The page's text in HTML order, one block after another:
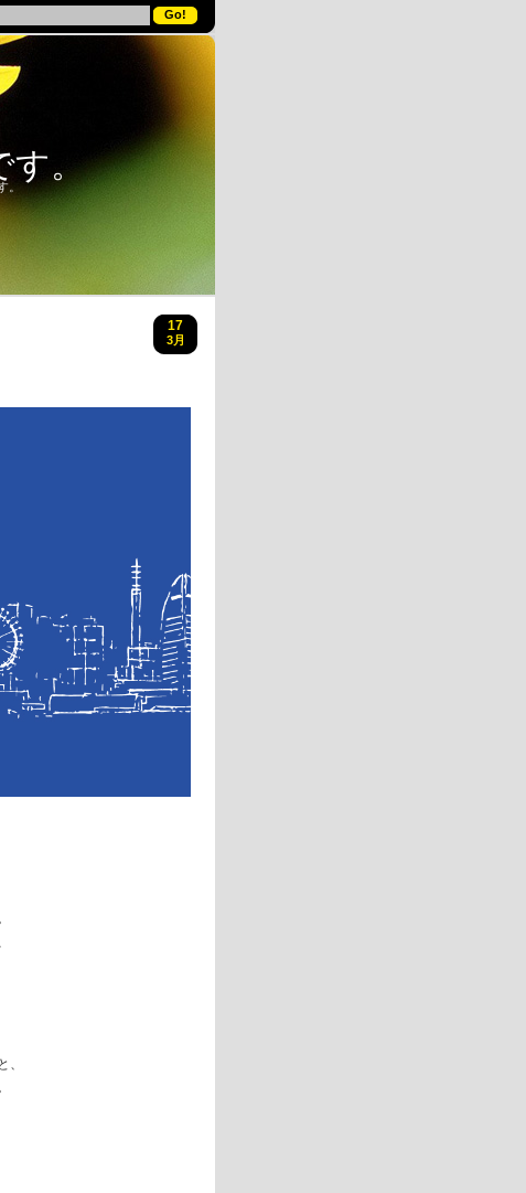
す。
。
17
3月
、